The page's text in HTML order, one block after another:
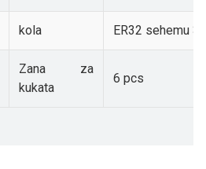
kola ER32 sehemu 3
Zana za
kukata
6 pcs